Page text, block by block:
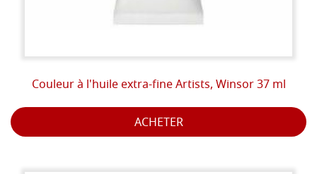
Couleur à l'huile extra-fine Artists, Winsor 37 ml
ACHETER